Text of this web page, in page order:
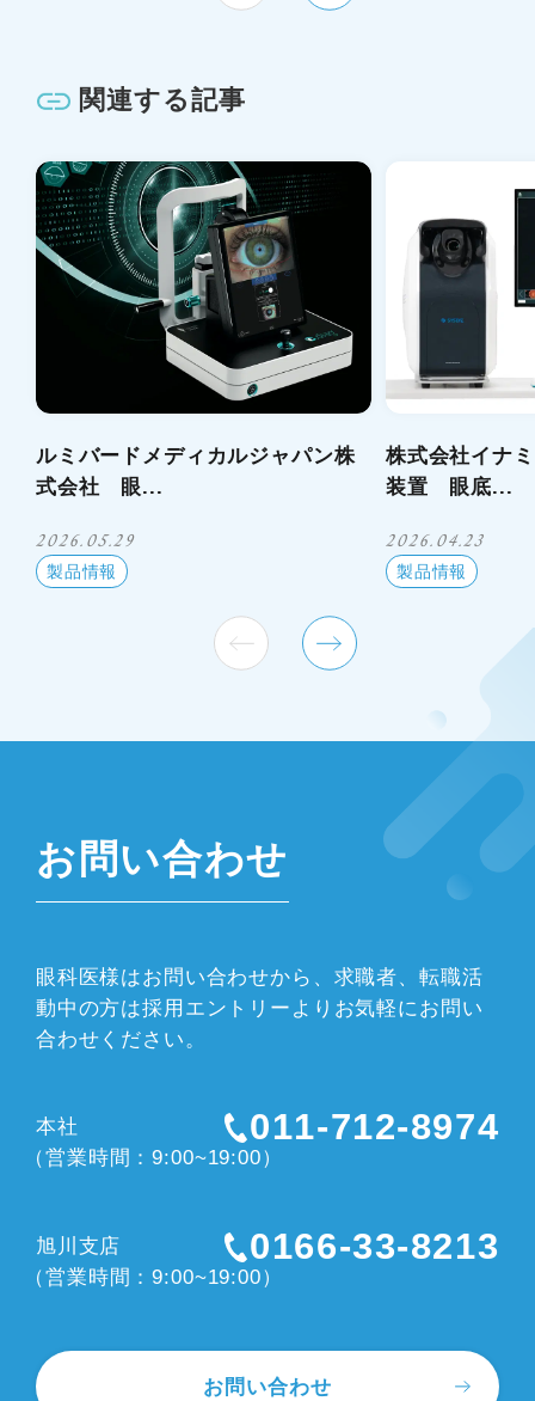
関連する記事
ルミバードメディカルジャパン株
式会社 眼...
2026.05.29
製品情報
株式会社イナ
装置 眼底...
2026.04.23
製品情報
お問い合わせ
眼科医様はお問い合わせから、求職者、転職活
動中の方は採用エントリーよりお気軽にお問い
合わせください。
本社 011-712-8974
（営業時間：9:00~19:00）
旭川支店 0166-33-8213
（営業時間：9:00~19:00）
お問い合わせ